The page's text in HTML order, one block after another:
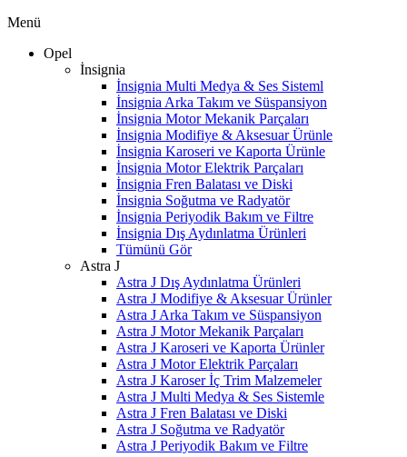
Menü
Opel
İnsignia
İnsignia Multi Medya & Ses Sisteml
İnsignia Arka Takım ve Süspansiyon
İnsignia Motor Mekanik Parçaları
İnsignia Modifiye & Aksesuar Ürünle
İnsignia Karoseri ve Kaporta Ürünle
İnsignia Motor Elektrik Parçaları
İnsignia Fren Balatası ve Diski
İnsignia Soğutma ve Radyatör
İnsignia Periyodik Bakım ve Filtre
İnsignia Dış Aydınlatma Ürünleri
Tümünü Gör
Astra J
Astra J Dış Aydınlatma Ürünleri
Astra J Modifiye & Aksesuar Ürünler
Astra J Arka Takım ve Süspansiyon
Astra J Motor Mekanik Parçaları
Astra J Karoseri ve Kaporta Ürünler
Astra J Motor Elektrik Parçaları
Astra J Karoser İç Trim Malzemeler
Astra J Multi Medya & Ses Sistemle
Astra J Fren Balatası ve Diski
Astra J Soğutma ve Radyatör
Astra J Periyodik Bakım ve Filtre